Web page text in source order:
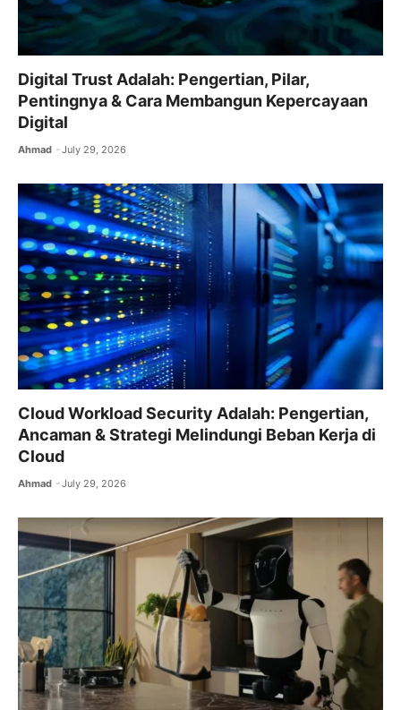
Digital Trust Adalah: Pengertian, Pilar,
Pentingnya & Cara Membangun Kepercayaan
Digital
Ahmad July 29, 2026
Cloud Workload Security Adalah: Pengertian,
Ancaman & Strategi Melindungi Beban Kerja di
Cloud
Ahmad July 29, 2026